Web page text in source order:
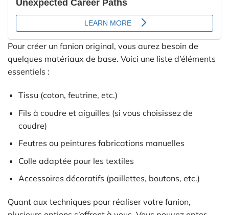
Pour créer un fanion original, vous aurez besoin de
quelques matériaux de base. Voici une liste d’éléments
essentiels :
Tissu (coton, feutrine, etc.)
Fils à coudre et aiguilles (si vous choisissez de
coudre)
Feutres ou peintures fabrications manuelles
Colle adaptée pour les textiles
Accessoires décoratifs (paillettes, boutons, etc.)
Quant aux techniques pour réaliser votre fanion,